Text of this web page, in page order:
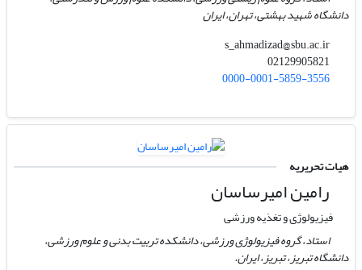
دانشگاه شهید بهشتی، تهران، ایران
s_ahmadizad@sbu.ac.ir
0000-0001-5859-3556
هیات تحریریه
رامین امیرساسان
فیزیولوژی و تغذیه ورزشی
استاد، گروه فیزیولوژی ورزشی، دانشکده تربیت بدنی و علوم ورزشی،
دانشگاه تبریز، تبریز، ایران.